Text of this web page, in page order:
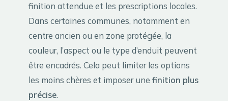
finition attendue et les prescriptions locales.
Dans certaines communes, notamment en
centre ancien ou en zone protégée, la
couleur, l’aspect ou le type d’enduit peuvent
être encadrés. Cela peut limiter les options
les moins chères et imposer une finition plus
précise.